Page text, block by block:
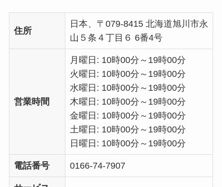
住所
日本、〒079-8415 北海道旭川市永
山５条４丁目６ 6番4号
営業時間
月曜日: 10時00分～19時00分
火曜日: 10時00分～19時00分
水曜日: 10時00分～19時00分
木曜日: 10時00分～19時00分
金曜日: 10時00分～19時00分
土曜日: 10時00分～19時00分
日曜日: 10時00分～19時00分
電話番号 0166-74-7907